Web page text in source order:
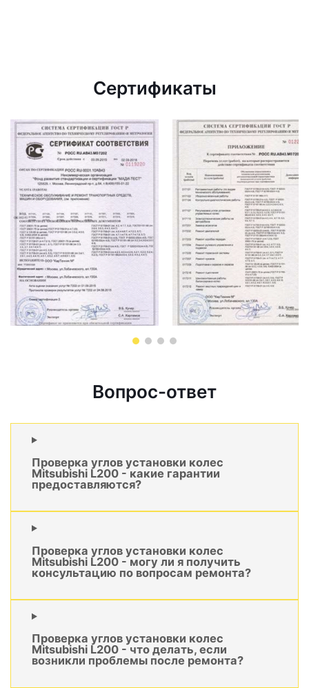
Сертификаты
Вопрос-ответ
Проверка углов установки колес
Mitsubishi L200 - какие гарантии
предоставляются?
Проверка углов установки колес
Mitsubishi L200 - могу ли я получить
консультацию по вопросам ремонта?
Проверка углов установки колес
Mitsubishi L200 - что делать, если
возникли проблемы после ремонта?